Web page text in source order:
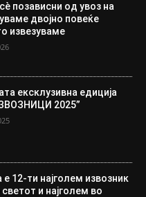
позависни од увоз на
двојно повеќе
извезуваме
ексклузивна едиција
2025”
е 12-ти најголем извозник
и најголем во